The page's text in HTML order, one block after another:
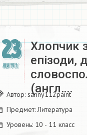
23
АВГУСТ
Хлопчик
епізоди,
(англ….
Автор: sanny112paint
Предмет:Литература
Уровень: 10 - 11 класс